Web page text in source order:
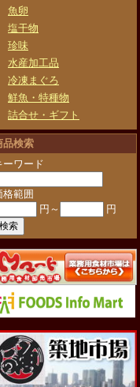
魚卵
塩干物
珍味
水産加工品
冷凍まぐろ
鮮魚・特種物
詰合せ・ギフト
品検索
ーワード
格範囲
円～
円